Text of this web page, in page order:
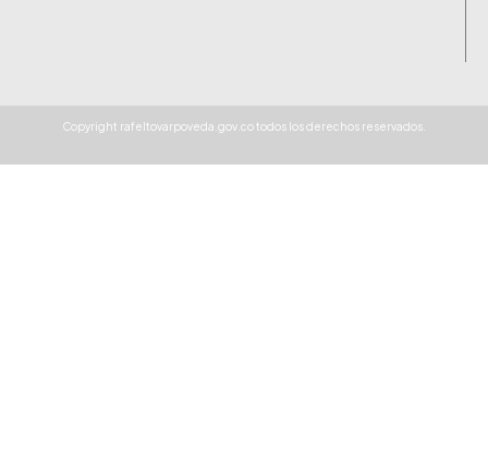
Copyright rafeltovarpoveda.gov.co todos los derechos reservados.